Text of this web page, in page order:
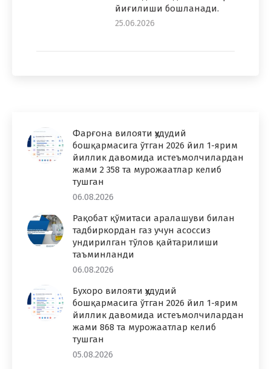
йиғилиши бошланади.
25.06.2026
Фарғона вилояти ҳудудий
бошқармасига ўтган 2026 йил 1-ярим
йиллик давомида истеъмолчилардан
жами 2 358 та мурожаатлар келиб
тушган
06.08.2026
Рақобат қўмитаси аралашуви билан
тадбиркордан газ учун асоссиз
ундирилган тўлов қайтарилиши
таъминланди
06.08.2026
Бухоро вилояти ҳудудий
бошқармасига ўтган 2026 йил 1-ярим
йиллик давомида истеъмолчилардан
жами 868 та мурожаатлар келиб
тушган
05.08.2026